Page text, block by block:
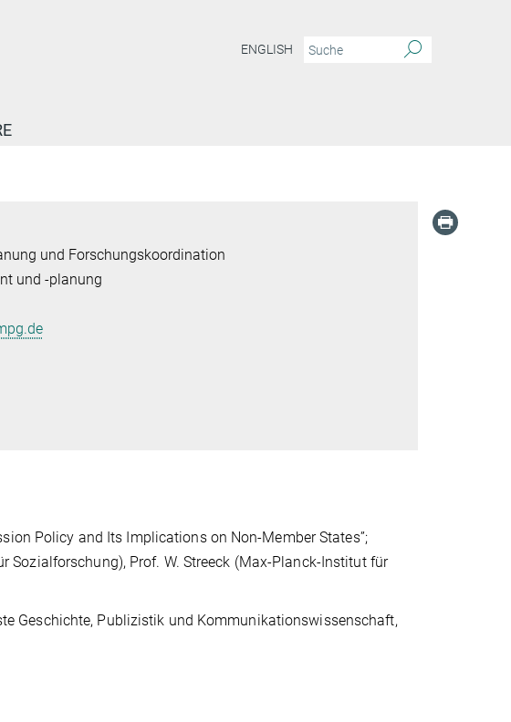
ENGLISH
und Forschungskoordination
und -planung
Policy and Its Implications on Non-Member States”;
Sozialforschung), Prof. W. Streeck (Max-Planck-Institut für
Geschichte, Publizistik und Kommunikationswissenschaft,